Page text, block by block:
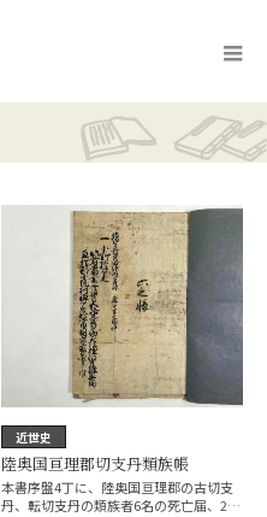
近世史
陸奥国亘理郡切支丹類族帳
本書序盤4丁に、陸奥国亘理郡の古切支
丹、転切支丹の類族者6名の死亡届、2名